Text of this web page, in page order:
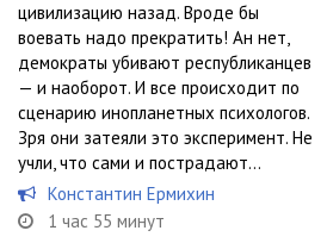
цивилизацию назад. Вроде бы
воевать надо прекратить! Ан нет,
демократы убивают республиканцев
— и наоборот. И все происходит по
сценарию инопланетных психологов.
Зря они затеяли это эксперимент. Не
учли, что сами и пострадают…
Константин Ермихин
1 час 55 минут